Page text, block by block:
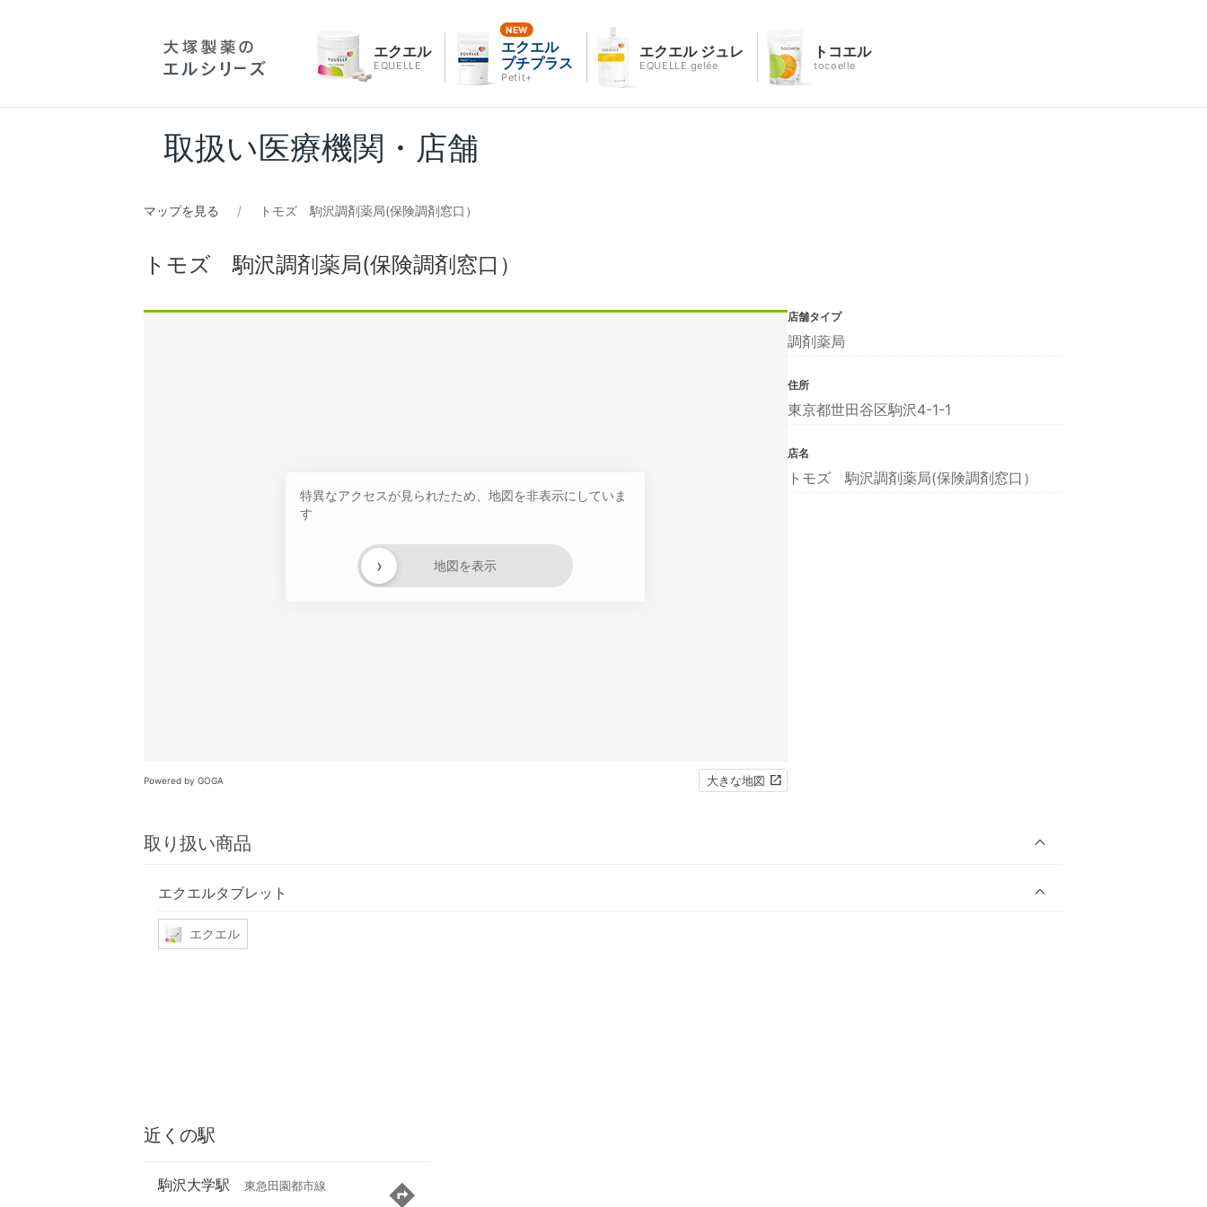
エクエル
EQUELLE
エクエル
プチプラス
Petit+
エクエル ジュレ
EQUELLE gelée
トコエル
tocoelle
取扱い医療機関・店舗
マップを見る トモズ 駒沢調剤薬局(保険調剤窓口）
トモズ 駒沢調剤薬局(保険調剤窓口）
特異なアクセスが見られたため、地図を非表示にしていま
す
地図を表示
›
Powered by GOGA 大きな地図
取り扱い商品
エクエルタブレット
エクエル
店舗タイプ
調剤薬局
住所
東京都世田谷区駒沢4-1-1
店名
トモズ 駒沢調剤薬局(保険調剤窓口）
近くの駅
駒沢大学駅 東急田園都市線